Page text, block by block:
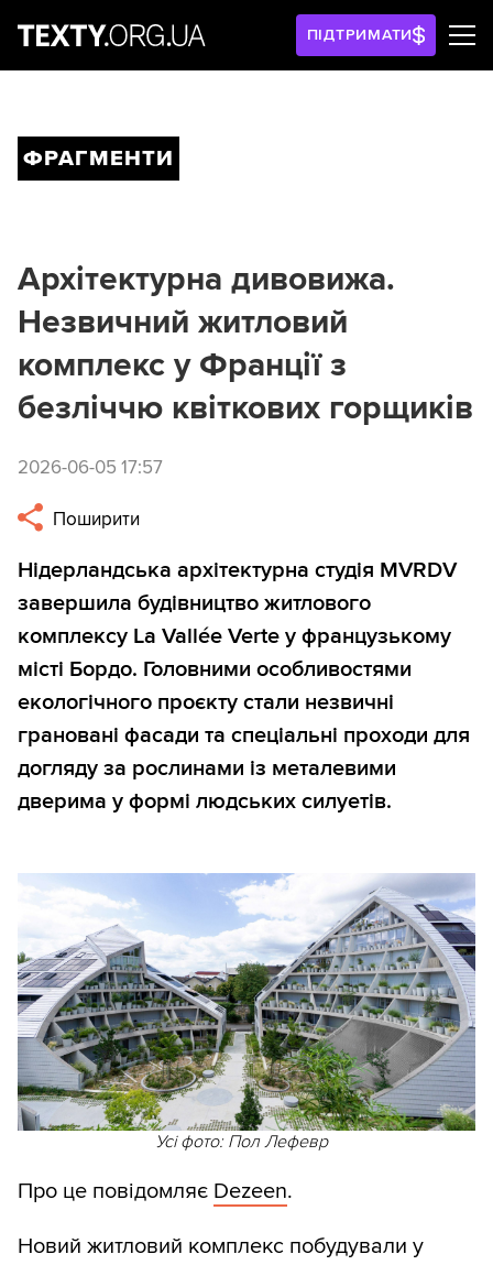
ПІДТРИМАТИ
ФРАГМЕНТИ
Архітектурна дивовижа.
Незвичний житловий
комплекс у Франції з
безліччю квіткових горщиків
2026-06-05 17:57
Поширити
Нідерландська архітектурна студія MVRDV
завершила будівництво житлового
комплексу La Vallée Verte у французькому
місті Бордо. Головними особливостями
екологічного проєкту стали незвичні
грановані фасади та спеціальні проходи для
догляду за рослинами із металевими
дверима у формі людських силуетів.
Усі фото: Пол Лефевр
Про це повідомляє Dezeen.
Новий житловий комплекс побудували у